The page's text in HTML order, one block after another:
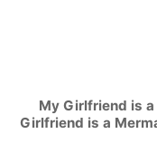
My Girlfriend is a
Girlfriend is a